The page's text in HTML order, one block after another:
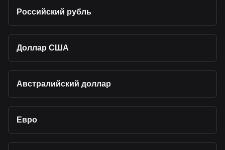
Российский рубль
Доллар США
Австралийский доллар
Евро